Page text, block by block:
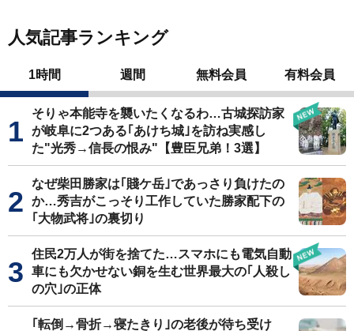
人気記事ランキング
1時間 週間 無料会員 有料会員
そりゃ本能寺を襲いたくなるわ…古城探訪家
が岐阜に2つある｢あけち城｣を訪ね実感し
た"光秀→信長の恨み"【豊臣兄弟！3選】
なぜ柴田勝家は｢賤ケ岳｣であっさり負けたの
か…秀吉がこっそり工作していた勝家配下の
｢大物武将｣の裏切り
住民2万人が街を捨てた…スマホにも電気自動
車にも欠かせない銅を生む世界最大の｢人殺し
の穴｣の正体
｢転倒→骨折→寝たきり｣の老後が待ち受け